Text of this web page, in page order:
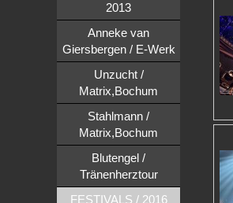
2013
Anneke van
Giersbergen / E-Werk
Unzucht /
Matrix,Bochum
Stahlmann /
Matrix,Bochum
Blutengel /
Tränenherztour
FESTIVALS / 2016